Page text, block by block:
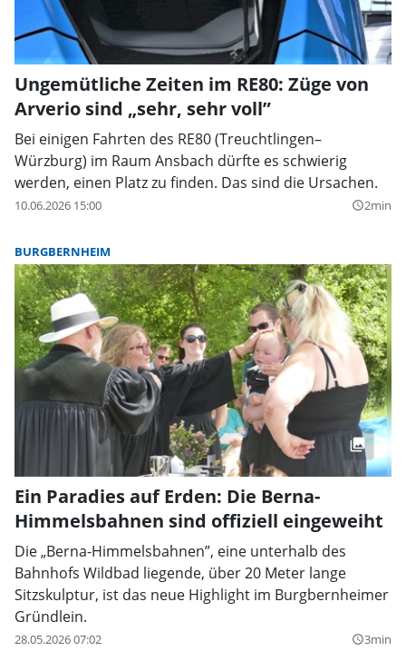
Ungemütliche Zeiten im RE80: Züge von
Arverio sind „sehr, sehr voll”
Bei einigen Fahrten des RE80 (Treuchtlingen–
Würzburg) im Raum Ansbach dürfte es schwierig
werden, einen Platz zu finden. Das sind die Ursachen.
10.06.2026 15:00 query_builder2min
BURGBERNHEIM
Ein Paradies auf Erden: Die Berna-
Himmelsbahnen sind offiziell eingeweiht
Die „Berna-Himmelsbahnen”, eine unterhalb des
Bahnhofs Wildbad liegende, über 20 Meter lange
Sitzskulptur, ist das neue Highlight im Burgbernheimer
Gründlein.
28.05.2026 07:02 query_builder3min